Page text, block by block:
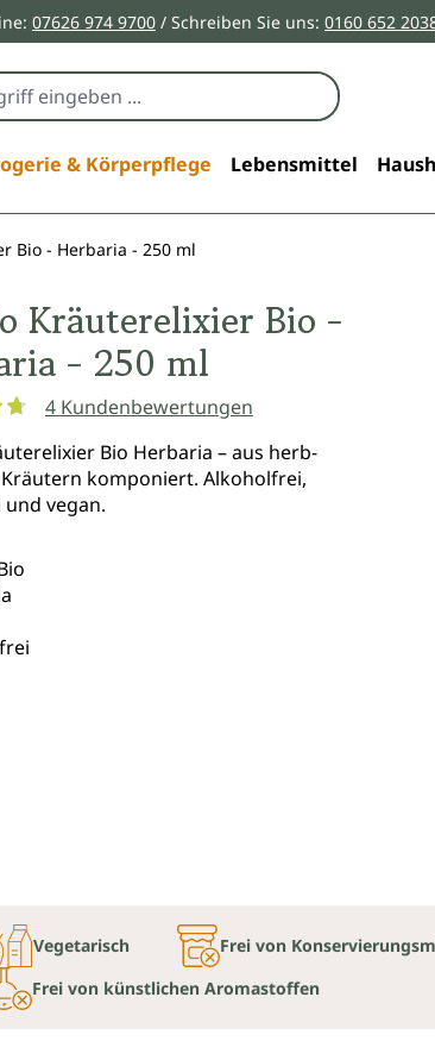
07626 974 9700 / Schreiben Sie uns: 0160 652
& Körperpflege Lebensmittel
Bio - Herbaria - 250 ml
Kräuterelixier Bio -
- 250 ml
4 Kundenbewertungen
Bio Herbaria – aus herb-
komponiert. Alkoholfrei,
vegan.
Vegetarisch Frei von
Frei von künstlichen Aromastoffen